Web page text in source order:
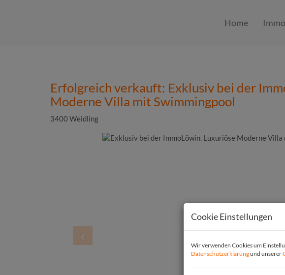
Home
Erfolgreich verkauft: Exklusiv bei der
Moderne Villa mit Swimmingpool
3400 Weidling
Cookie Einstellungen
Wir verwenden Cookies um
Datenschutzerklärungund unserer